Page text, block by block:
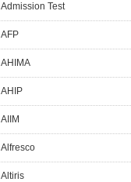
Admission Test
AFP
AHIMA
AHIP
AIIM
Alfresco
Altiris